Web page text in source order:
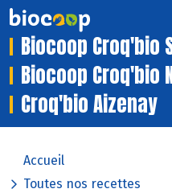
Biocoop Croq'bio
Biocoop Croq'bio
Croq'bio Aizenay
Accueil
Toutes nos recettes